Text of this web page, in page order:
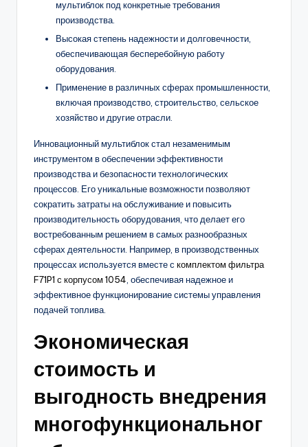
мультиблок под конкретные требования
производства.
Высокая степень надежности и долговечности,
обеспечивающая бесперебойную работу
оборудования.
Применение в различных сферах промышленности,
включая производство, строительство, сельское
хозяйство и другие отрасли.
Инновационный мультиблок стал незаменимым
инструментом в обеспечении эффективности
производства и безопасности технологических
процессов. Его уникальные возможности позволяют
сократить затраты на обслуживание и повысить
производительность оборудования, что делает его
востребованным решением в самых разнообразных
сферах деятельности. Например, в производственных
процессах используется вместе с комплектом фильтра
F71P1 с корпусом 1054, обеспечивая надежное и
эффективное функционирование системы управления
подачей топлива.
Экономическая
стоимость и
выгодность внедрения
многофункциональног